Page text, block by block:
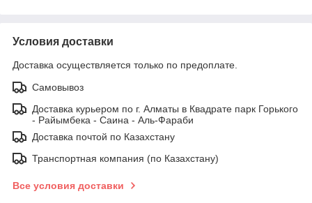
Условия доставки
Доставка осуществляется только по предоплате.
Самовывоз
Доставка курьером по г. Алматы в Квадрате парк Горького
- Райымбека - Саина - Аль-Фараби
Доставка почтой по Казахстану
Транспортная компания (по Казахстану)
Все условия доставки